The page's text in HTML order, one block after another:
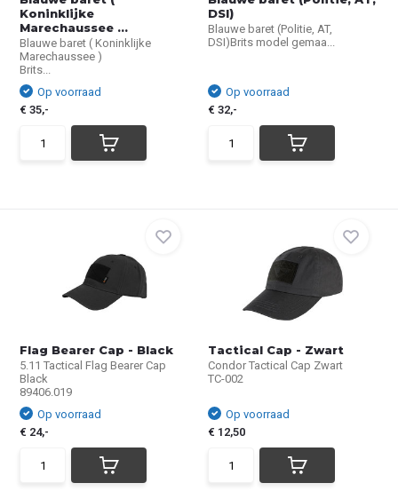
Koninklijke
Marechaussee ...
Blauwe baret ( Koninklijke
Marechaussee )
Brits...
Op voorraad
€ 35,-
DSI)
Blauwe baret (Politie, AT,
DSI)Brits model gemaa...
Op voorraad
€ 32,-
Flag Bearer Cap - Black
5.11 Tactical Flag Bearer Cap
Black
89406.019
Op voorraad
€ 24,-
Tactical Cap - Zwart
Condor Tactical Cap Zwart
TC-002
Op voorraad
€ 12,50